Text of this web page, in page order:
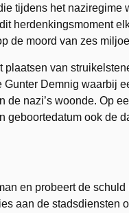
tijdens het
herdenkingsmoment
de moord van zes
van
Demnig waarbij
de nazi’s woonde. Op
geboortedatum ook de
en probeert de
aan de stadsdiensten